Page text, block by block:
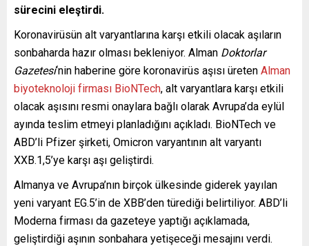
sürecini eleştirdi.
Koronavirüsün alt varyantlarına karşı etkili olacak aşıların
sonbaharda hazır olması bekleniyor. Alman Doktorlar
Gazetesi‘nin haberine göre koronavirüs aşısı üreten Alman
biyoteknoloji firması BioNTech, alt varyantlara karşı etkili
olacak aşısını resmi onaylara bağlı olarak Avrupa’da eylül
ayında teslim etmeyi planladığını açıkladı. BioNTech ve
ABD’li Pfizer şirketi, Omicron varyantının alt varyantı
XXB.1,5’ye karşı aşı geliştirdi.
Almanya ve Avrupa’nın birçok ülkesinde giderek yayılan
yeni varyant EG.5’in de XBB’den türediği belirtiliyor. ABD’li
Moderna firması da gazeteye yaptığı açıklamada,
geliştirdiği aşının sonbahara yetişeceği mesajını verdi.